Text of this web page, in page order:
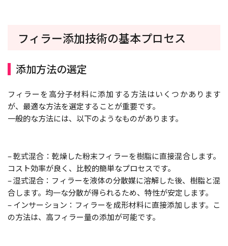
フィラー添加技術の基本プロセス
添加方法の選定
フィラーを高分子材料に添加する方法はいくつかあります
が、最適な方法を選定することが重要です。
一般的な方法には、以下のようなものがあります。
– 乾式混合：乾燥した粉末フィラーを樹脂に直接混合します。
コスト効率が良く、比較的簡単なプロセスです。
– 湿式混合：フィラーを液体の分散媒に溶解した後、樹脂と混
合します。均一な分散が得られるため、特性が安定します。
– インサーション：フィラーを成形材料に直接添加します。こ
の方法は、高フィラー量の添加が可能です。